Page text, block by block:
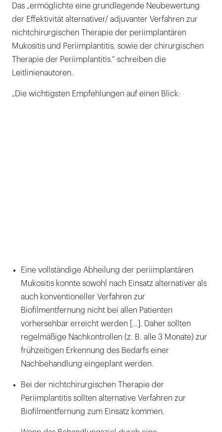
Das „ermöglichte eine grundlegende Neubewertung
der Effektivität alternativer/ adjuvanter Verfahren zur
nichtchirurgischen Therapie der periimplantären
Mukositis und Periimplantitis, sowie der chirurgischen
Therapie der Periimplantitis.“ schreiben die
Leitlinienautoren.
„Die wichtigsten Empfehlungen auf einen Blick:
Eine vollständige Abheilung der periimplantären
Mukositis konnte sowohl nach Einsatz alternativer als
auch konventioneller Verfahren zur
Biofilmentfernung nicht bei allen Patienten
vorhersehbar erreicht werden […]. Daher sollten
regelmäßige Nachkontrollen (z. B. alle 3 Monate) zur
frühzeitigen Erkennung des Bedarfs einer
Nachbehandlung eingeplant werden.
Bei der nichtchirurgischen Therapie der
Periimplantitis sollten alternative Verfahren zur
Biofilmentfernung zum Einsatz kommen.